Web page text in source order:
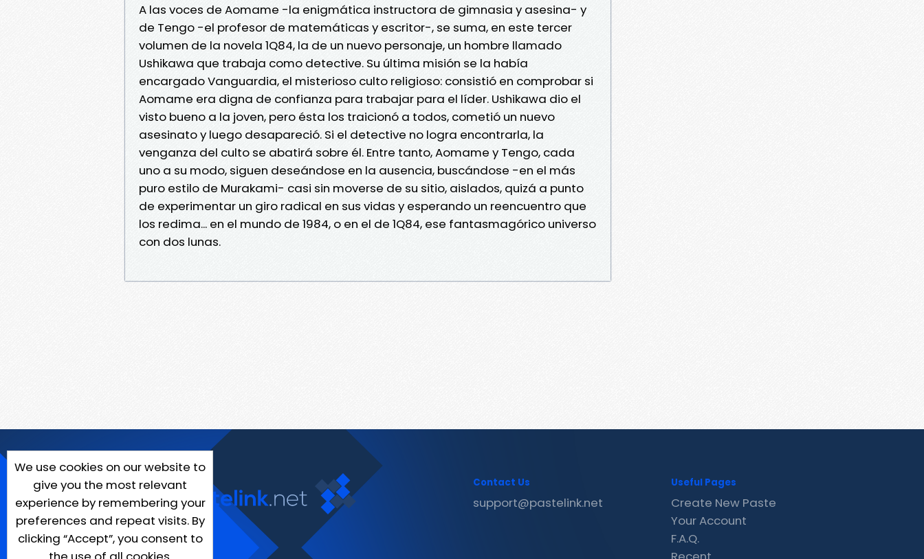
A las voces de Aomame -la enigmática instructora de gimnasia y asesina- y
de Tengo -el profesor de matemáticas y escritor-, se suma, en este tercer
volumen de la novela 1Q84, la de un nuevo personaje, un hombre llamado
Ushikawa que trabaja como detective. Su última misión se la había
encargado Vanguardia, el misterioso culto religioso: consistió en comprobar si
Aomame era digna de confianza para trabajar para el líder. Ushikawa dio el
visto bueno a la joven, pero ésta los traicionó a todos, cometió un nuevo
asesinato y luego desapareció. Si el detective no logra encontrarla, la
venganza del culto se abatirá sobre él. Entre tanto, Aomame y Tengo, cada
uno a su modo, siguen deseándose en la ausencia, buscándose -en el más
puro estilo de Murakami- casi sin moverse de su sitio, aislados, quizá a punto
de experimentar un giro radical en sus vidas y esperando un reencuentro que
los redima... en el mundo de 1984, o en el de 1Q84, ese fantasmagórico universo
con dos lunas.
We use cookies on our website to
give you the most relevant
experience by remembering your
preferences and repeat visits. By
clicking “Accept”, you consent to
Contact Us
support@pastelink.net
Useful Pages
Create New Paste
Your Account
F.A.Q.